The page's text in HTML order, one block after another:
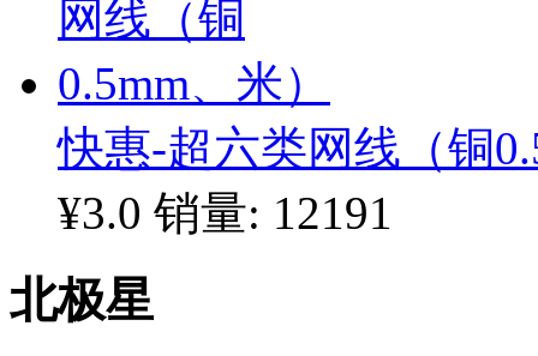
快惠-超六类网线（铜
¥3.0 销量: 12191
北极星